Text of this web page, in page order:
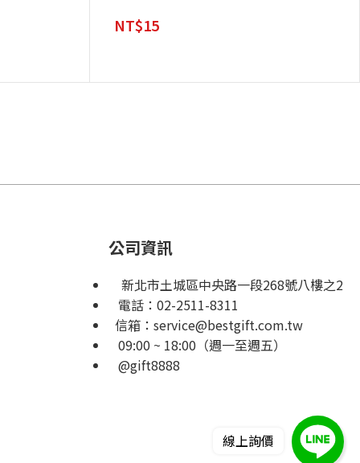
線上詢價
NT$15
公司資訊
新北市土城區中央路一段268號八樓之2
電話： 02-2511-8311
信箱： service@bestgift.com.tw
09:00 ~ 18:00（週一至週五）
@gift8888